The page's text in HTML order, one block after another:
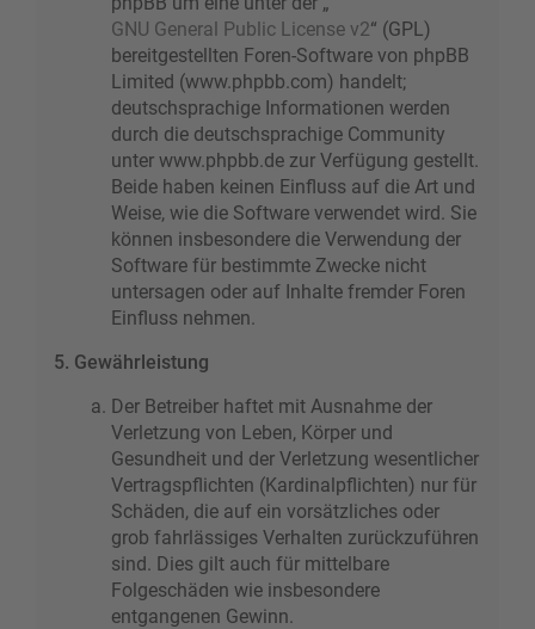
GNU General Public License v2“ (GPL)
bereitgestellten Foren-Software von phpBB
Limited (www.phpbb.com) handelt;
deutschsprachige Informationen werden
durch die deutschsprachige Community
unter www.phpbb.de zur Verfügung gestellt.
Beide haben keinen Einfluss auf die Art und
Weise, wie die Software verwendet wird. Sie
können insbesondere die Verwendung der
Software für bestimmte Zwecke nicht
untersagen oder auf Inhalte fremder Foren
Einfluss nehmen.
5. Gewährleistung
Der Betreiber haftet mit Ausnahme der
Verletzung von Leben, Körper und
Gesundheit und der Verletzung wesentlicher
Vertragspflichten (Kardinalpflichten) nur für
Schäden, die auf ein vorsätzliches oder
grob fahrlässiges Verhalten zurückzuführen
sind. Dies gilt auch für mittelbare
Folgeschäden wie insbesondere
entgangenen Gewinn.